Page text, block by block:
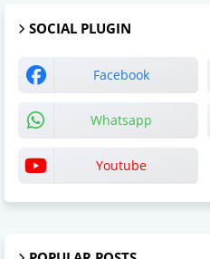
SOCIAL PLUGIN
Facebook
Whatsapp
Youtube